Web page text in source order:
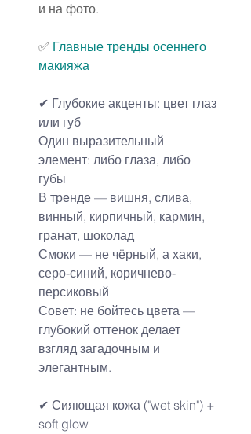
и на фото.
✅ Главные тренды осеннего
макияжа
✔ Глубокие акценты: цвет глаз
или губ
Один выразительный
элемент: либо глаза, либо
губы
В тренде — вишня, слива,
винный, кирпичный, кармин,
гранат, шоколад
Смоки — не чёрный, а хаки,
серо-синий, коричнево-
персиковый
Совет: не бойтесь цвета —
глубокий оттенок делает
взгляд загадочным и
элегантным.
✔ Сияющая кожа ("wet skin") +
soft glow